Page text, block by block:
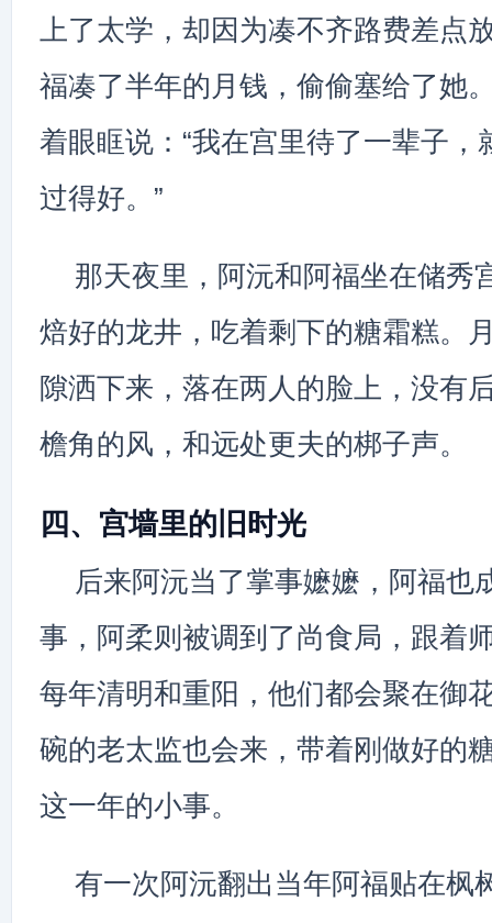
上了太学，却因为凑不齐路费差点
福凑了半年的月钱，偷偷塞给了她
着眼眶说：“我在宫里待了一辈子，
过得好。”
那天夜里，阿沅和阿福坐在储秀
焙好的龙井，吃着剩下的糖霜糕。
隙洒下来，落在两人的脸上，没有
檐角的风，和远处更夫的梆子声。
四、宫墙里的旧时光
后来阿沅当了掌事嬷嬷，阿福也
事，阿柔则被调到了尚食局，跟着
每年清明和重阳，他们都会聚在御
碗的老太监也会来，带着刚做好的
这一年的小事。
有一次阿沅翻出当年阿福贴在枫